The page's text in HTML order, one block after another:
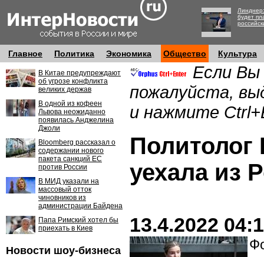
будет
Главное Политика Экономика Общество Культура
В Китае предупреждают
об угрозе конфликта
великих держав
В одной из кофеен
Львова неожиданно
появилась Анджелина
Джоли
Bloomberg рассказал о
содержании нового
пакета санкций ЕС
против России
В МИД указали на
массовый отток
чиновников из
администрации Байдена
Папа Римский хотел бы
приехать в Киев
Новости шоу-бизнеса
Если Вы
пожалуйста,
и нажмите
уехала из
13.4.2022